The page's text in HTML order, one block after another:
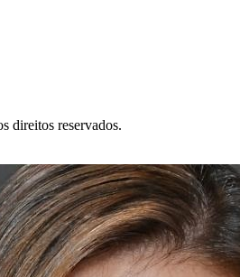
direitos reservados.